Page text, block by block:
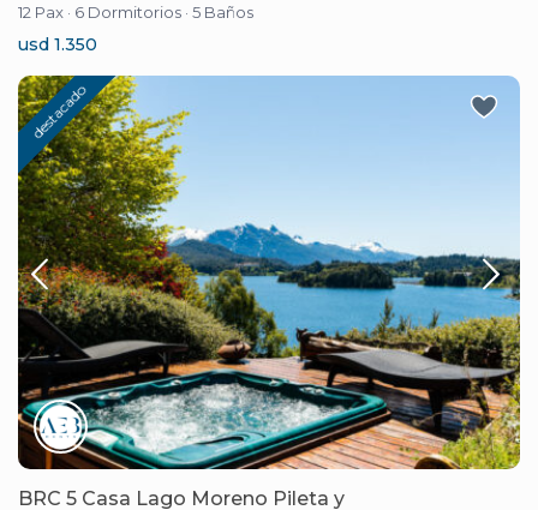
12 Pax · 6 Dormitorios · 5 Baños
usd 1.350
destacado
BRC 5 Casa Lago Moreno Pileta y